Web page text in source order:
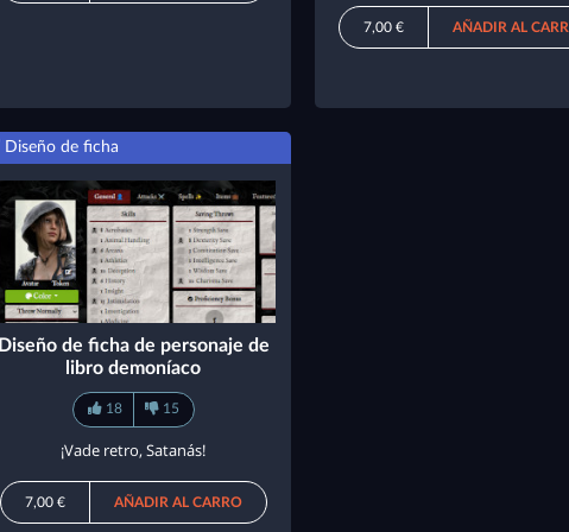
7,00 € AÑADIR AL
Diseño de ficha
Diseño de ficha de personaje de
libro demoníaco
18 15
¡Vade retro, Satanás!
7,00 € AÑADIR AL CARRO